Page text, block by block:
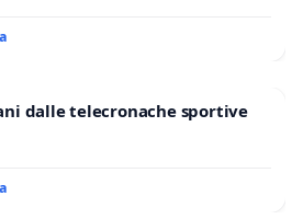
dalle telecronache sportive